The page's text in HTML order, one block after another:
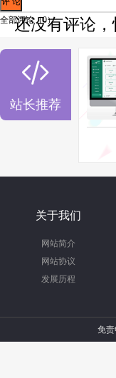
全部评论（0）
还没有评论，

站长推荐
关于我们
网站简介
网站协议
发展历程
免